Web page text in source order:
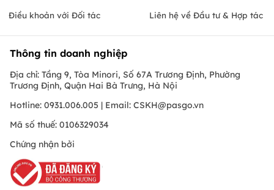
Điều khoản với Đối tác
Liên hệ về Đầu tư & Hợp tác
Thông tin doanh nghiệp
Địa chỉ: Tầng 9, Tòa Minori, Số 67A Trương Định, Phường
Trương Định, Quận Hai Bà Trưng, Hà Nội
Hotline: 0931.006.005 | Email: CSKH@pasgo.vn
Mã số thuế: 0106329034
Chứng nhận bởi